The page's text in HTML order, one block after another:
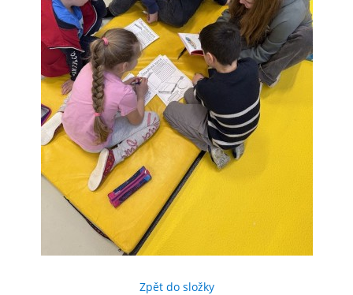
ŠKOLSKÁ RADA
PROJEKTY
ENVIRONMENTÁLNÍ VÝCHOVA
FOTOALBUM
ŠKOLNÍ DRUŽINA
ŠKOLNÍ JÍDELNA
Zpět do složky